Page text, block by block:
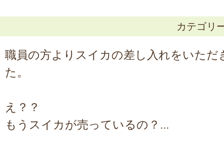
カテゴリ
職員の方よりスイカの差し入れをいただ
た。
え？？
もうスイカが売っているの？...